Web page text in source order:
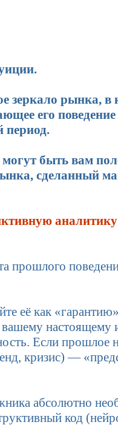
зеркало рынка,
его поведение
период.
быть вам
сделанный
прошлого
её как
настоящему
Если прошлое
кризис) —
абсолютно
код